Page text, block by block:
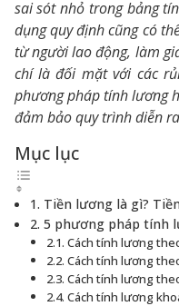
sai sót nhỏ trong bảng
dụng quy định cũng có
từ người lao động, làm
chí là đối mặt với các
phương pháp tính lương
đảm bảo quy trình diễn
Mục lục
1. Tiền lương là gì?
2. 5 phương pháp tính
2.1. Cách tính lương
2.2. Cách tính lương
2.3. Cách tính lương
2.4. Cách tính lương